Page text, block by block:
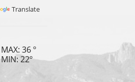
Translate
MAX: 36 º
MIN: 22º